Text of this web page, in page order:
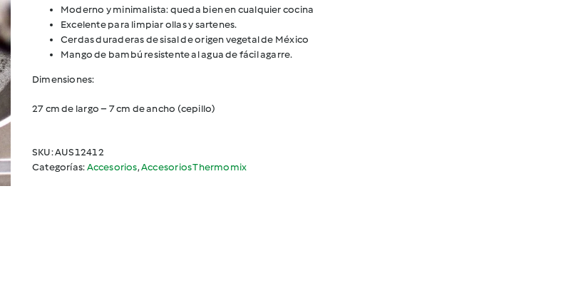
Moderno y minimalista: queda bien en cualquier cocina
Excelente para limpiar ollas y sartenes.
Cerdas duraderas de sisal de origen vegetal de México
Mango de bambú resistente al agua de fácil agarre.
Dimensiones:
27 cm de largo – 7 cm de ancho (cepillo)
SKU:AUS12412
Categorías:Accesorios,Accesorios Thermomix